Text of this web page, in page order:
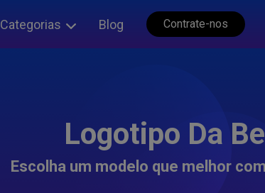
Categorias Blog Contrate-nos
Logotipo Da
Escolha um modelo que melhor